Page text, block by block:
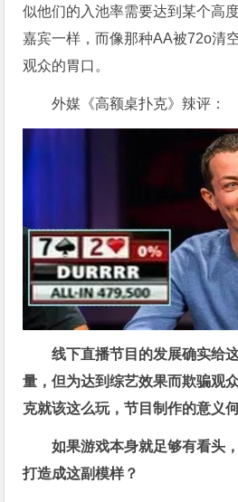
似他们的入池率需要达到某个高
嘉宾一样，而像那种AA被72o清
观众的胃口。
外媒《高额桌扑克》辣评：
线下直播节目的发展确实给
量，但为达到综艺效果而欺骗观
克就该这么玩，节目制作的意义
如果游戏本身就足够有看头
打造成这副模样？